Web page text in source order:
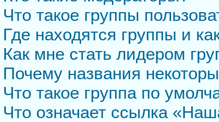
Что такое группы
Где находятся группы и
Как мне стать лидером
Почему названия
Что такое группа по
Что означает ссылка